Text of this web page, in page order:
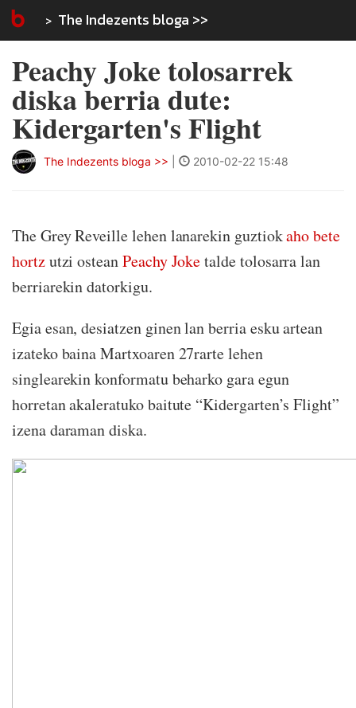
The Indezents bloga >>
Peachy Joke tolosarrek
diska berria dute:
Kidergarten's Flight
The Indezents bloga >> 2010-02-22 15:48
The Grey Reveille lehen lanarekin guztiokaho bete
hortzutzi osteanPeachy Joketalde tolosarra lan
berriarekin datorkigu.
Egia esan, desiatzen ginen lan berria esku artean
izateko baina Martxoaren 27rarte lehen
singlearekin konformatu beharko gara egun
horretan akaleratuko baitute “Kidergarten’s Flight”
izena daraman diska.